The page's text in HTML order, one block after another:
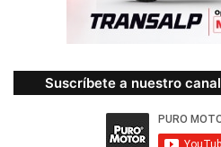
Suscríbete a nuestro canal